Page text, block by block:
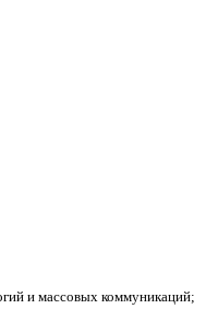
и массовых коммуникаций;